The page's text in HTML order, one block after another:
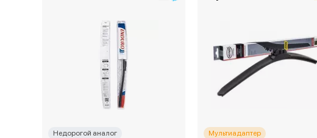
Недорогой аналог Мультиадаптер